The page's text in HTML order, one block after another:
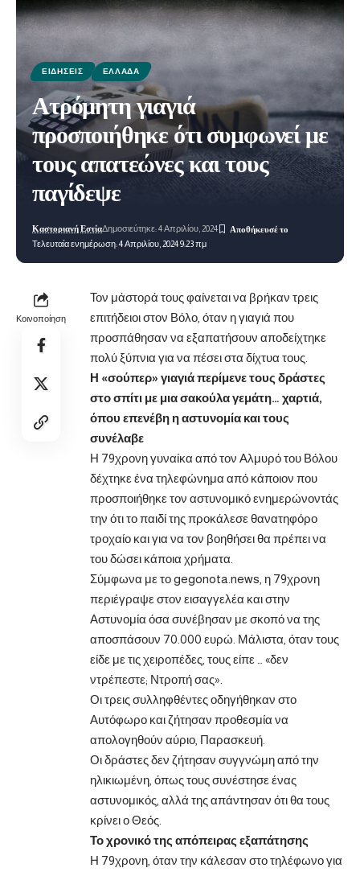
ΕΙΔΉΣΕΙΣ ΕΛΛΆΔΑ
Ατρόμητη γιαγιά
προσποιήθηκε ότι συμφωνεί με
τους απατεώνες και τους
παγίδεψε
Τελευταία ενημέρωση: 4 Απριλίου, 2024 9:23 πμ
Καστοριανή ΕστίαΔημοσιεύτηκε: 4 Απριλίου, 2024
Κοινοποίηση
Τον μάστορά τους φαίνεται να βρήκαν τρεις
επιτήδειοι στον Βόλο, όταν η γιαγιά που
προσπάθησαν να εξαπατήσουν αποδείχτηκε
πολύ ξύπνια για να πέσει στα δίχτυα τους.
Η «σούπερ» γιαγιά περίμενε τους δράστες
στο σπίτι με μια σακούλα γεμάτη… χαρτιά,
όπου επενέβη η αστυνομία και τους
συνέλαβε
Η 79χρονη γυναίκα από τον Αλμυρό του Βόλου
δέχτηκε ένα τηλεφώνημα από κάποιον που
προσποιήθηκε τον αστυνομικό ενημερώνοντάς
την ότι το παιδί της προκάλεσε θανατηφόρο
τροχαίο και για να τον βοηθήσει θα πρέπει να
του δώσει κάποια χρήματα.
Σύμφωνα με το gegonota.news, η 79χρονη
περιέγραψε στον εισαγγελέα και στην
Αστυνομία όσα συνέβησαν με σκοπό να της
αποσπάσουν 70.000 ευρώ. Μάλιστα, όταν τους
είδε με τις χειροπέδες, τους είπε … «δεν
ντρέπεστε; Ντροπή σας».
Οι τρεις συλληφθέντες οδηγήθηκαν στο
Αυτόφωρο και ζήτησαν προθεσμία να
απολογηθούν αύριο, Παρασκευή.
Οι δράστες δεν ζήτησαν συγγνώμη από την
ηλικιωμένη, όπως τους συνέστησε ένας
αστυνομικός, αλλά της απάντησαν ότι θα τους
κρίνει ο Θεός.
Το χρονικό της απόπειρας εξαπάτησης
Η 79χρονη, όταν την κάλεσαν στο τηλέφωνο για